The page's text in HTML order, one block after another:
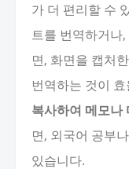
가 더 편리할 수
트를 번역하거나
면, 화면을 캡처
번역하는 것이
복사하여 메모나
면, 외국어 공부
있습니다.